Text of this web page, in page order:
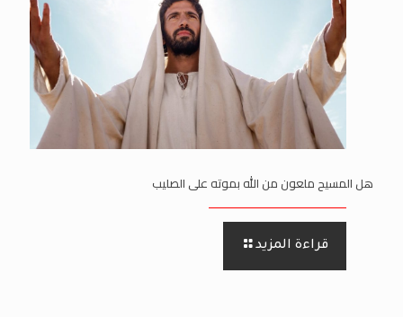
هل المسيح ملعون من الله بموته على الصليب
قراءة المزيد